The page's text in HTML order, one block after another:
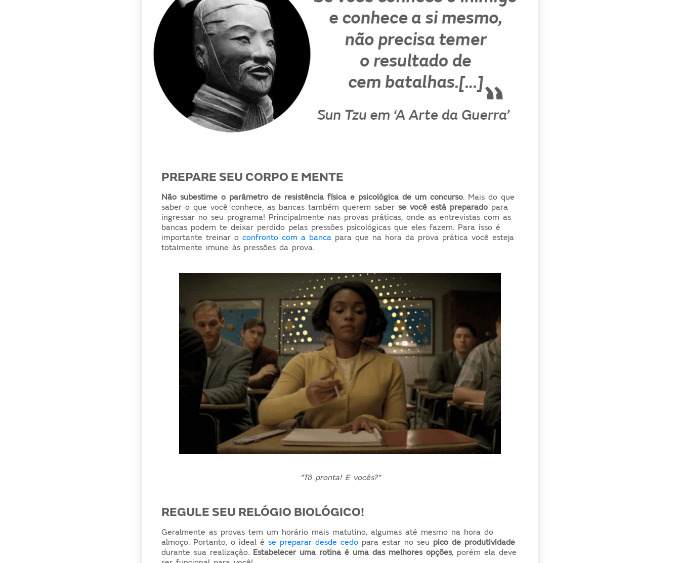
PREPARE SEU CORPO E MENTE
Não subestime o parâmetro de resistência física e psicológica de um concurso. Mais do que
saber o que você conhece, as bancas também querem saberse você está preparado para
ingressar no seu programa! Principalmente nas provas práticas, onde as entrevistas com as
bancas podem te deixar perdido pelas pressões psicológicas que eles fazem. Para isso é
importante treinar oconfronto com a banca para que na hora da prova prática você esteja
totalmente imune às pressões da prova.
"Tô pronta! E vocês?"
REGULE SEU RELÓGIO BIOLÓGICO!
Geralmente as provas tem um horário mais matutino, algumas até mesmo na hora do
almoço. Portanto, o ideal ése preparar desde cedo para estar no seu pico de produtividade
durante sua realização. Estabelecer uma rotina é uma das melhores opções, porém ela deve